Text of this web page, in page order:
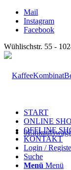
Mail
Instagram
Facebook
Wühlischstr. 55 -
0
START
ONLINE
OFFLINE
KONTAKT
Login /
Suche
Menü Menü